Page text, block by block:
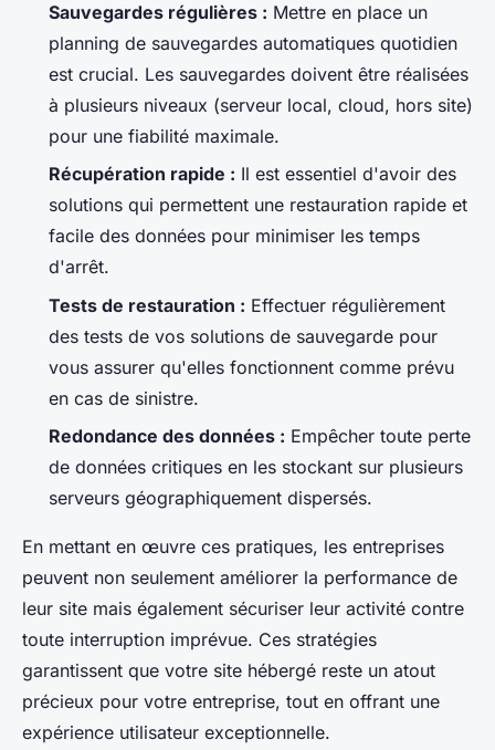
Sauvegardes régulières : Mettre en place un
planning de sauvegardes automatiques quotidien
est crucial. Les sauvegardes doivent être réalisées
à plusieurs niveaux (serveur local, cloud, hors site)
pour une fiabilité maximale.
Récupération rapide : Il est essentiel d'avoir des
solutions qui permettent une restauration rapide et
facile des données pour minimiser les temps
d'arrêt.
Tests de restauration : Effectuer régulièrement
des tests de vos solutions de sauvegarde pour
vous assurer qu'elles fonctionnent comme prévu
en cas de sinistre.
Redondance des données : Empêcher toute perte
de données critiques en les stockant sur plusieurs
serveurs géographiquement dispersés.
En mettant en œuvre ces pratiques, les entreprises
peuvent non seulement améliorer la performance de
leur site mais également sécuriser leur activité contre
toute interruption imprévue. Ces stratégies
garantissent que votre site hébergé reste un atout
précieux pour votre entreprise, tout en offrant une
expérience utilisateur exceptionnelle.